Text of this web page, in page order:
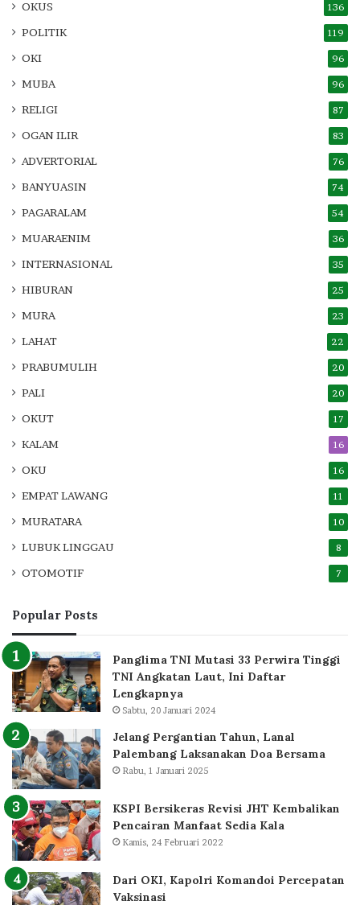
OKUS 136
POLITIK 119
OKI 96
MUBA 96
RELIGI 87
OGAN ILIR 83
ADVERTORIAL 76
BANYUASIN 74
PAGARALAM 54
MUARAENIM 36
INTERNASIONAL 35
HIBURAN 25
MURA 23
LAHAT 22
PRABUMULIH 20
PALI 20
OKUT 17
KALAM 16
OKU 16
EMPAT LAWANG 11
MURATARA 10
LUBUK LINGGAU 8
OTOMOTIF 7
Popular Posts
Panglima TNI Mutasi 33 Perwira Tinggi
TNI Angkatan Laut, Ini Daftar
Lengkapnya
Sabtu, 20 Januari 2024
Jelang Pergantian Tahun, Lanal
Palembang Laksanakan Doa Bersama
Rabu, 1 Januari 2025
KSPI Bersikeras Revisi JHT Kembalikan
Pencairan Manfaat Sedia Kala
Kamis, 24 Februari 2022
Dari OKI, Kapolri Komandoi Percepatan
Vaksinasi